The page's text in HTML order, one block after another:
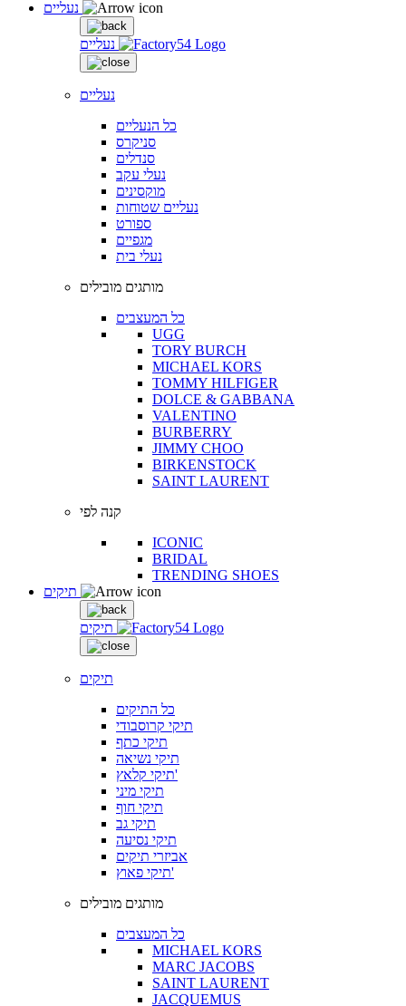
נעליים
נעליים
כל הנעליים
סניקרס
סנדלים
נעלי עקב
מוקסינים
נעליים שטוחות
ספורט
מגפיים
נעלי בית
מותגים מובילים
כל המעצבים
UGG
TORY BURCH
MICHAEL KORS
TOMMY HILFIGER
DOLCE & GABBANA
VALENTINO
BURBERRY
JIMMY CHOO
BIRKENSTOCK
SAINT LAURENT
קנה לפי
ICONIC
BRIDAL
TRENDING SHOES
תיקים
תיקים
כל התיקים
תיקי קרוסבודי
תיקי כתף
תיקי נשיאה
תיקי קלאץ'
תיקי מיני
תיקי חוף
תיקי גב
תיקי נסיעה
אביזרי תיקים
תיקי פאוץ'
מותגים מובילים
כל המעצבים
MICHAEL KORS
MARC JACOBS
SAINT LAURENT
JACQUEMUS